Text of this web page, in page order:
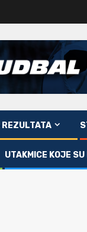
REZULTATA
UTAKMICE KOJE